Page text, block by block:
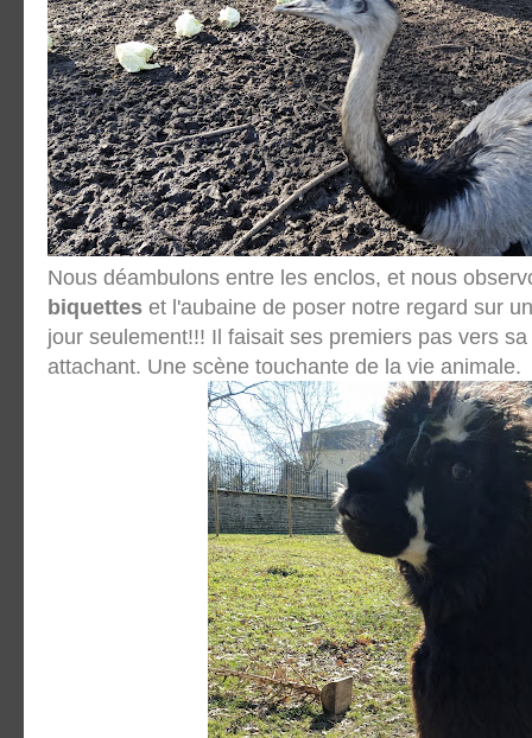
Nous déambulons entre les enclos, et nous
biquettes et l'aubaine de poser notre regard sur
jour seulement!!! Il faisait ses premiers pas vers
attachant. Une scène touchante de la vie animale.